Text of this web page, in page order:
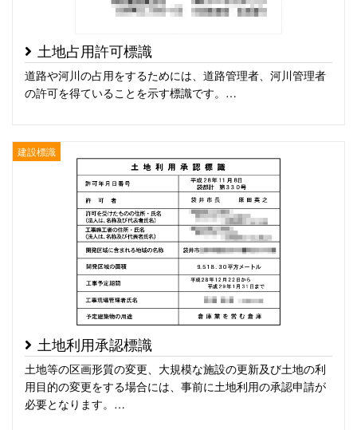
土地占用許可標識
道路や河川の占用をするためには、道路管理者、河川管理者
の許可を得ていることを示す標識です。…
建設標識
土地利用承認標識
土地等の区画形質の変更、大規模な施設の更新及び土地の利
用目的の変更をする場合には、事前に土地利用の承認申請が
必要となります。…